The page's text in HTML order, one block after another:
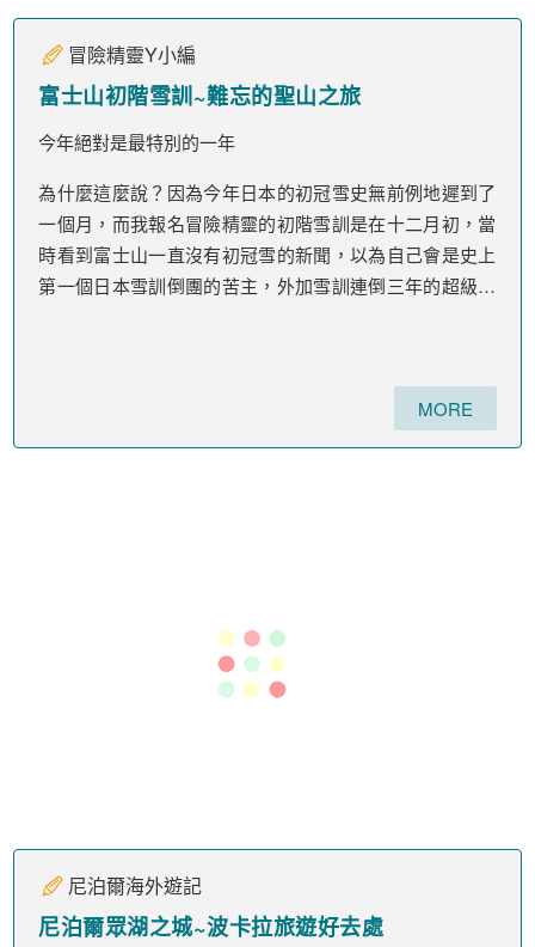
冒險精靈Y小編
富士山初階雪訓~難忘的聖山之旅
今年絕對是最特別的一年
為什麼這麼說？因為今年日本的初冠雪史無前例地遲到了
一個月，而我報名冒險精靈的初階雪訓是在十二月初，當
時看到富士山一直沒有初冠雪的新聞，以為自己會是史上
第一個日本雪訓倒團的苦主，外加雪訓連倒三年的超級衰
MORE
尼泊爾海外遊記
尼泊爾眾湖之城~波卡拉旅遊好去處